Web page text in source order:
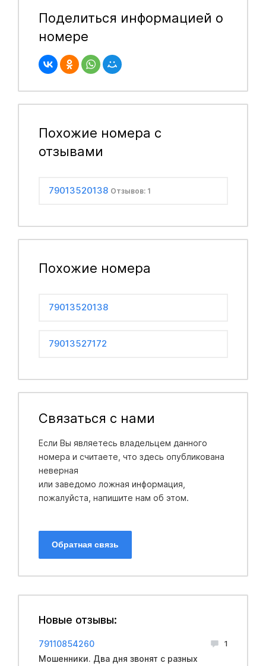
Поделиться информацией о
номере
Похожие номера с
отзывами
79013520138 Отзывов: 1
Похожие номера
79013520138
79013527172
Связаться с нами
Если Вы являетесь владельцем данного
номера и считаете, что здесь опубликована
неверная
или заведомо ложная информация,
пожалуйста, напишите нам об этом.
Обратная связь
Новые отзывы:
79110854260 1
Мошенники. Два дня звонят с разных